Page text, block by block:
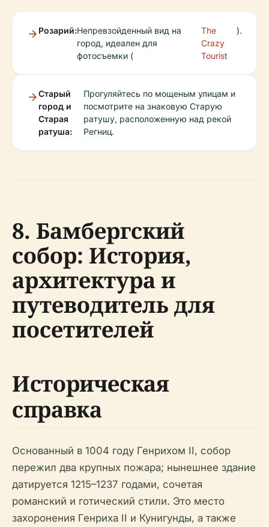
Розарий:Непревзойденный вид на
город, идеален для
фотосъемки (
The
Crazy
Tourist
).
Старый
город и
Старая
ратуша:
Прогуляйтесь по мощеным улицам и
посмотрите на знаковую Старую
ратушу, расположенную над рекой
Регниц.
8. Бамбергский
собор: История,
архитектура и
путеводитель для
посетителей
Историческая
справка
Основанный в 1004 году Генрихом II, собор
пережил два крупных пожара; нынешнее здание
датируется 1215–1237 годами, сочетая
романский и готический стили. Это место
захоронения Генриха II и Кунигунды, а также